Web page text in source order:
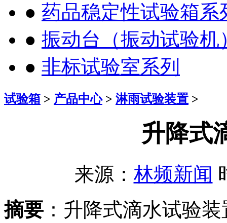
● 药品稳定性试验箱系
● 振动台（振动试验机
● 非标试验室系列
试验箱 > 产品中心> 淋雨试验装置 >
升降式
来源： 林频新闻
摘要 ：升降式滴水试验